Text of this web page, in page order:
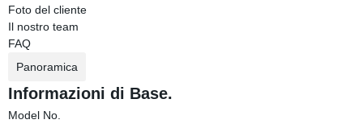
Foto del cliente
Il nostro team
FAQ
Panoramica
Informazioni di Base.
Model No.